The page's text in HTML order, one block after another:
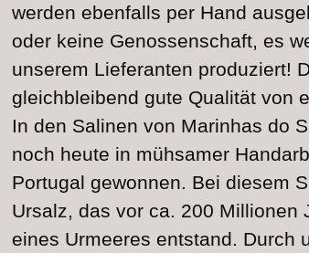
werden ebenfalls per Hand
oder keine Genossenschaft, es
unserem Lieferanten produziert!
gleichbleibend gute Qualität von
In den Salinen von Marinhas do
noch heute in mühsamer
Portugal gewonnen. Bei diesem
Ursalz, das vor ca. 200 Millionen
eines Urmeeres entstand. Durch